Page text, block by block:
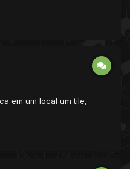
em um local um tile,